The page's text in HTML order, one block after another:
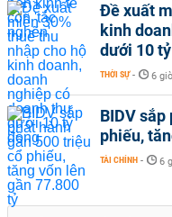
Đề xuất
kinh
dưới 10
THỜI SỰ - 6
BIDV
phiếu,
TÀI CHÍNH - 6